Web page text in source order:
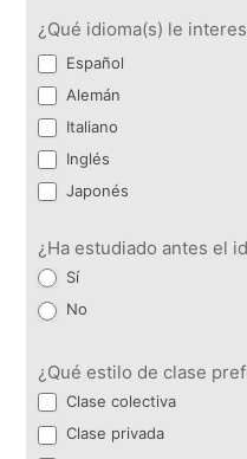
¿Qué idioma(s) le
Español
Alemán
Italiano
Inglés
Japonés
¿Ha estudiado antes el
Sí
No
¿Qué estilo de clase
Clase colectiva
Clase privada